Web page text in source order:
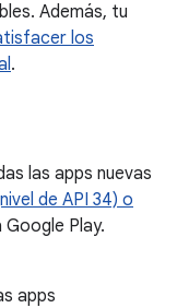
Además, tu
los
.
las apps nuevas
de API 34) o
Play.
apps